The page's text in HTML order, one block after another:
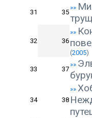
31 35
»»
32 36
»»
(2005)
33 37
»»
34 38
»»